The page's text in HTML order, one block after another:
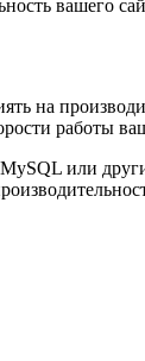
вашего
на
работы
или